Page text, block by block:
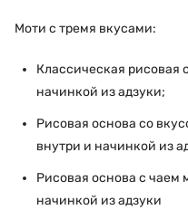
Моти с тремя вкусами:
Классическая рисовая
начинкой из адзуки;
Рисовая основа со
внутри и начинкой из
Рисовая основа с чаем
начинкой из адзуки